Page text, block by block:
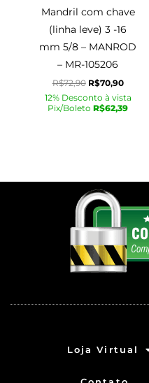
Mandril com chave
(linha leve) 3 -16
mm 5/8 – MANROD
– MR-105206
R$72,90 R$70,90
12% Desconto à vista
Pix/Boleto R$62,39
Loja Virtual